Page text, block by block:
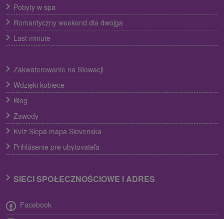
Pobyty w spa
Romantyczny weekend dla dwojga
Last minute
Zakwaterowanie na Słowacji
Wdzięki kobiece
Blog
Zawody
Kvíz Slepá mapa Slovenska
Prihlásenie pre ubytovateľa
SIECI SPOŁECZNOŚCIOWE I ADRES
Facebook